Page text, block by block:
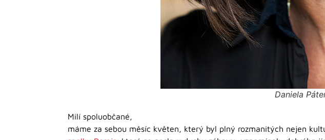
Daniela
Milí spoluobčané,
máme za sebou měsíc květen, který byl plný rozmanitých nejen